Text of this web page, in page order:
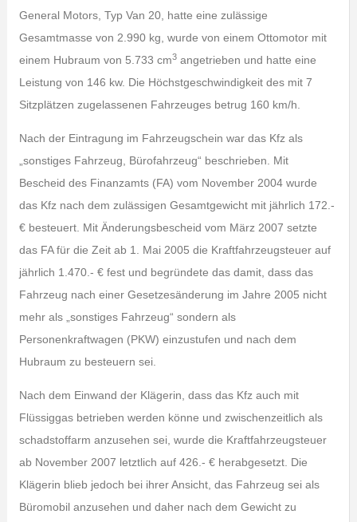
General Motors, Typ Van 20, hatte eine zulässige
Gesamtmasse von 2.990 kg, wurde von einem Ottomotor mit
einem Hubraum von 5.733 cm3angetrieben und hatte eine
Leistung von 146 kw. Die Höchstgeschwindigkeit des mit 7
Sitzplätzen zugelassenen Fahrzeuges betrug 160 km/h.
Nach der Eintragung im Fahrzeugschein war das Kfz als
„sonstiges Fahrzeug, Bürofahrzeug“ beschrieben. Mit
Bescheid des Finanzamts (FA) vom November 2004 wurde
das Kfz nach dem zulässigen Gesamtgewicht mit jährlich 172.-
€ besteuert. Mit Änderungsbescheid vom März 2007 setzte
das FA für die Zeit ab 1. Mai 2005 die Kraftfahrzeugsteuer auf
jährlich 1.470.- € fest und begründete das damit, dass das
Fahrzeug nach einer Gesetzesänderung im Jahre 2005 nicht
mehr als „sonstiges Fahrzeug“ sondern als
Personenkraftwagen (PKW) einzustufen und nach dem
Hubraum zu besteuern sei.
Nach dem Einwand der Klägerin, dass das Kfz auch mit
Flüssiggas betrieben werden könne und zwischenzeitlich als
schadstoffarm anzusehen sei, wurde die Kraftfahrzeugsteuer
ab November 2007 letztlich auf 426.- € herabgesetzt. Die
Klägerin blieb jedoch bei ihrer Ansicht, das Fahrzeug sei als
Büromobil anzusehen und daher nach dem Gewicht zu